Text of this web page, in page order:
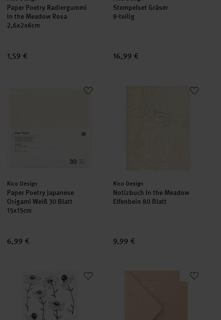
Paper Poetry Radiergummi
In the Meadow Rosa
2,6x2x6cm
1,59 €
Stempelset Gräser
9-teilig
16,99 €
Paper Poetry Japanese Origami Weiß 30 Blatt
Hersteller:
Rico Design
Paper Poetry Japanese
Origami Weiß 30 Blatt
15x15cm
6,99 €
Notizbuch In the Meadow
Hersteller:
Rico Design
Notizbuch In the Meadow
Elfenbein 80 Blatt
9,99 €
Transfermotive In the Meadow BlumenPaper Poetry Kartenset